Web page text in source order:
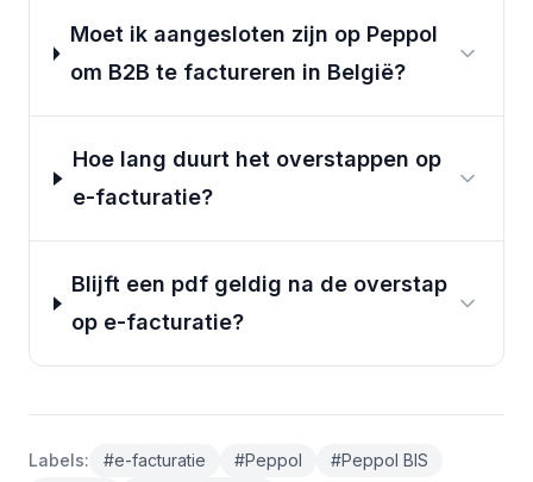
Moet ik aangesloten zijn op Peppol
om B2B te factureren in België?
Hoe lang duurt het overstappen op
e-facturatie?
Blijft een pdf geldig na de overstap
op e-facturatie?
Labels: #e-facturatie #Peppol #Peppol BIS